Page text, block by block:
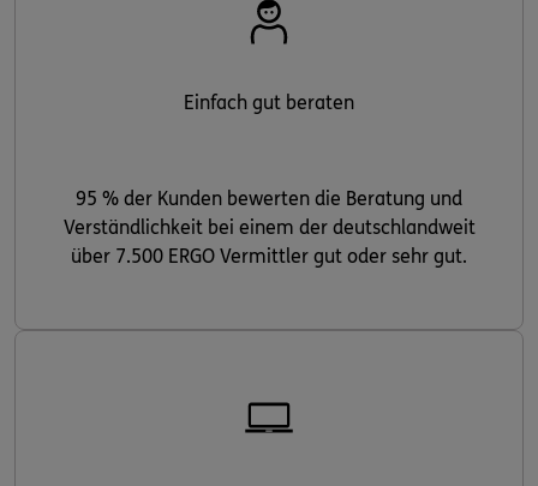
Einfach gut beraten
95 % der Kunden bewerten die Beratung und
Verständlichkeit bei einem der deutschlandweit
über 7.500 ERGO Vermittler gut oder sehr gut.